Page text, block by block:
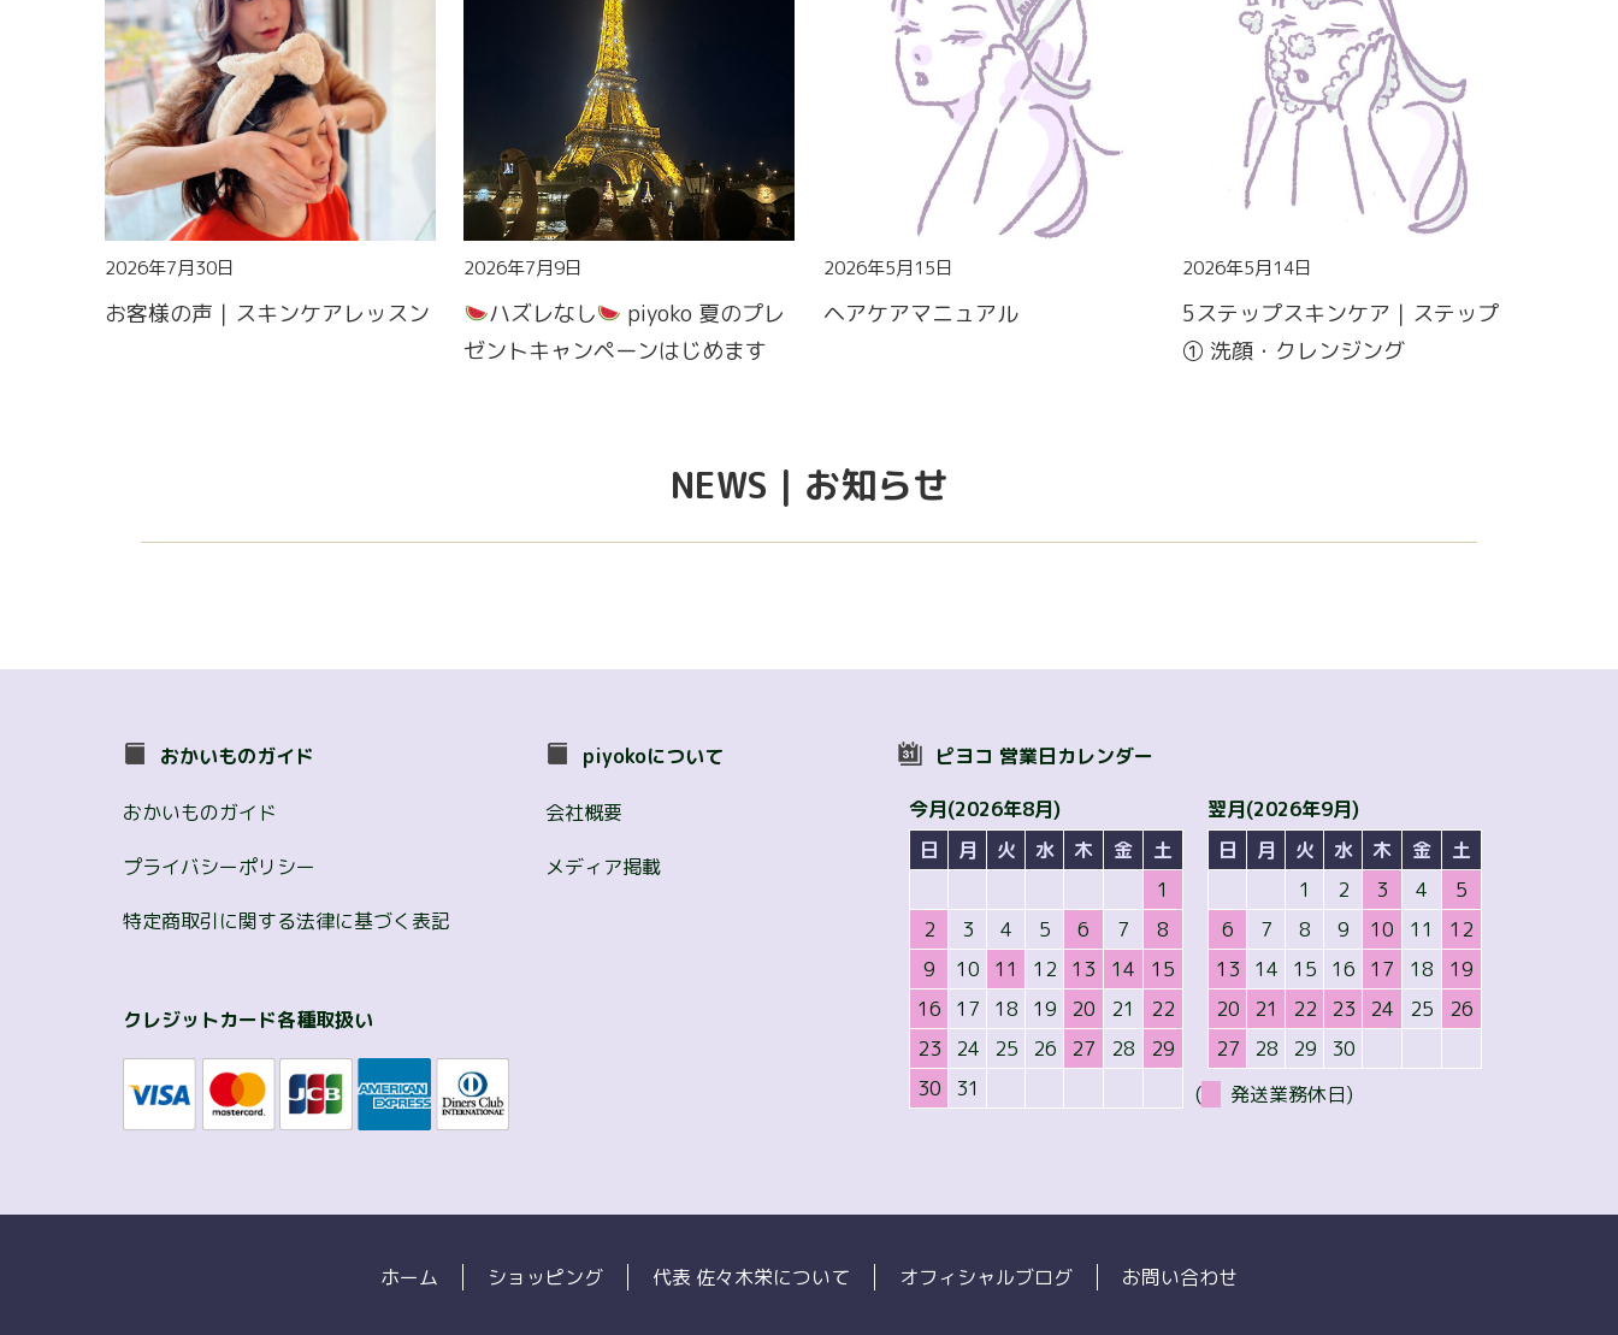
2026年7月30日
お客様の声｜スキンケアレッスン
2026年7月9日
ハズレなし
piyoko 夏のプレ
ゼントキャンペーンはじめます
2026年5月15日
ヘアケアマニュアル
2026年5月14日
5ステップスキンケア｜ステップ
① 洗顔・クレンジング
NEWS｜お知らせ
おかいものガイド
おかいものガイド
プライバシーポリシー
特定商取引に関する法律に基づく表記
クレジットカード各種取扱い
piyokoについて
会社概要
メディア掲載
ピヨコ 営業日カレンダー
今月(2026年8月)
日
月 火 水 木 金
土
1
2
3 4 5 6 7
8
9
10 11 12 13 14
15
16
17 18 19 20 21
22
23
24 25 26 27 28
29
30
31
翌月(2026年9月)
日
月 火 水 木 金
土
1
2 3 4
5
6
7 8 9 10 11
12
13
14 15 16 17 18
19
20
21 22 23 24 25
26
27
28 29
30
(
発送業務休日)
ホーム ショッピング 代表 佐々木栄について オフィシャルブログ お問い合わせ